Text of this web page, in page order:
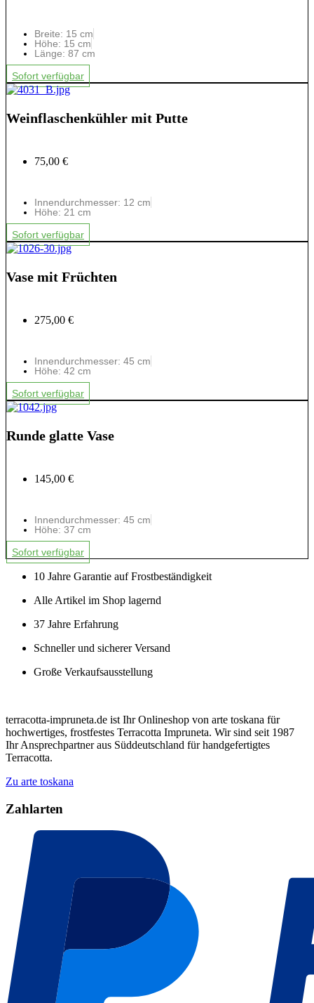
Breite: 15 cm
Höhe: 15 cm
Länge: 87 cm
Sofort verfügbar
Weinflaschenkühler mit Putte
75,00 €
Innendurchmesser: 12 cm
Höhe: 21 cm
Sofort verfügbar
Vase mit Früchten
275,00 €
Innendurchmesser: 45 cm
Höhe: 42 cm
Sofort verfügbar
Runde glatte Vase
145,00 €
Innendurchmesser: 45 cm
Höhe: 37 cm
Sofort verfügbar
10 Jahre Garantie auf Frostbeständigkeit
Alle Artikel im Shop lagernd
37 Jahre Erfahrung
Schneller und sicherer Versand
Große Verkaufsausstellung
terracotta-impruneta.de ist Ihr Onlineshop von arte toskana für
hochwertiges, frostfestes Terracotta Impruneta. Wir sind seit 1987
Ihr Ansprechpartner aus Süddeutschland für handgefertigtes
Terracotta.
Zu arte toskana
Zahlarten